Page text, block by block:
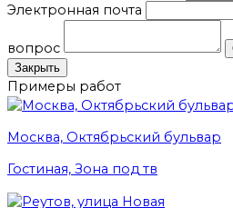
Электронная почта
вопрос
Закрыть
Примеры работ
Москва, Октябрьский бульвар
Гостиная, Зона под тв